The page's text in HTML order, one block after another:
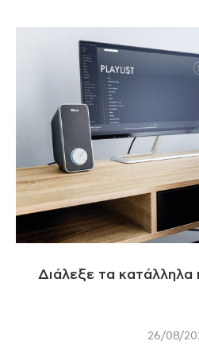
Διάλεξε τα κατάλληλα
26/08/